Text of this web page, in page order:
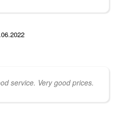
service. Very good prices.